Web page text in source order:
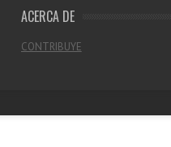
ACERCA DE
CONTRIBUYE